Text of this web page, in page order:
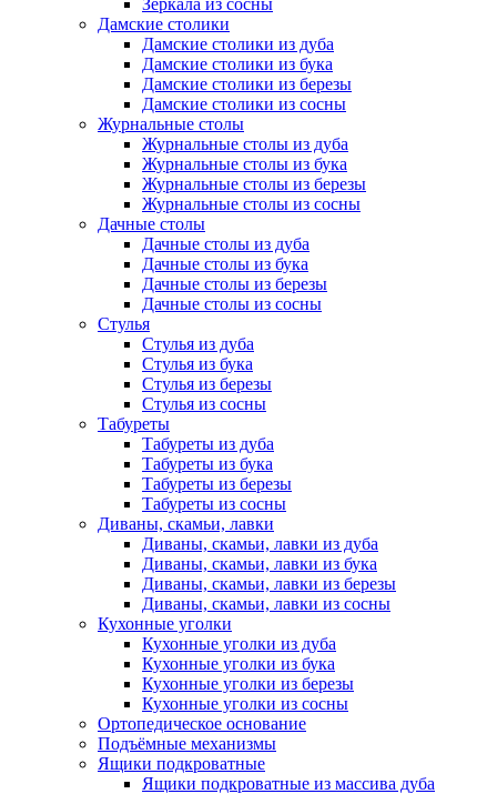
Зеркала из сосны
Дамские столики
Дамские столики из дуба
Дамские столики из бука
Дамские столики из березы
Дамские столики из сосны
Журнальные столы
Журнальные столы из дуба
Журнальные столы из бука
Журнальные столы из березы
Журнальные столы из сосны
Дачные столы
Дачные столы из дуба
Дачные столы из бука
Дачные столы из березы
Дачные столы из сосны
Стулья
Стулья из дуба
Стулья из бука
Стулья из березы
Стулья из сосны
Табуреты
Табуреты из дуба
Табуреты из бука
Табуреты из березы
Табуреты из сосны
Диваны, скамьи, лавки
Диваны, скамьи, лавки из дуба
Диваны, скамьи, лавки из бука
Диваны, скамьи, лавки из березы
Диваны, скамьи, лавки из сосны
Кухонные уголки
Кухонные уголки из дуба
Кухонные уголки из бука
Кухонные уголки из березы
Кухонные уголки из сосны
Ортопедическое основание
Подъёмные механизмы
Ящики подкроватные
Ящики подкроватные из массива дуба